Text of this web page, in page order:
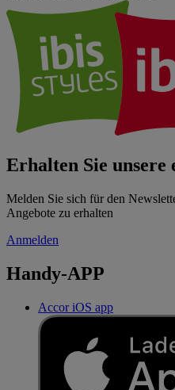
Erhalten Sie unsere
Melden Sie sich für den
Angebote zu erhalten
Anmelden
Handy-APP
Accor iOS app